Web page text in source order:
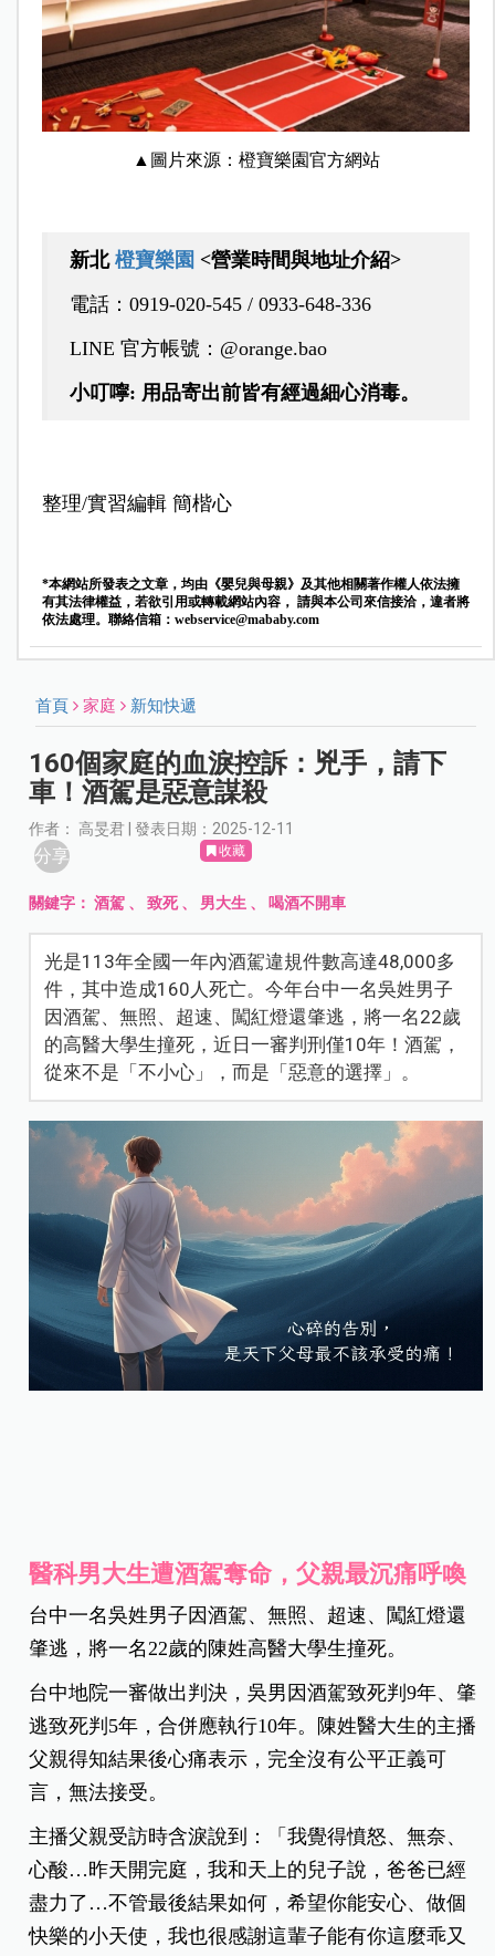
▲圖片來源：橙寶樂園官方網站
新北 橙寶樂園 <營業時間與地址介紹>
電話：0919-020-545 / 0933-648-336
LINE 官方帳號：@orange.bao
小叮嚀: 用品寄出前皆有經過細心消毒。
整理/實習編輯 簡楷心
*本網站所發表之文章，均由《嬰兒與母親》及其他相關著作權人依法擁
有其法律權益，若欲引用或轉載網站內容， 請與本公司來信接洽，違者將
依法處理。聯絡信箱： webservice@mababy.com
首頁 家庭 新知快遞
160個家庭的血淚控訴：兇手，請下
車！酒駕是惡意謀殺
作者： 高旻君 | 發表日期：2025-12-11
分享 收藏
關鍵字：酒駕 、致死、 男大生 、 喝酒不開車
光是113年全國一年內酒駕違規件數高達48,000多
件，其中造成160人死亡。今年台中一名吳姓男子
因酒駕、無照、超速、闖紅燈還肇逃，將一名22歲
的高醫大學生撞死，近日一審判刑僅10年！酒駕，
從來不是「不小心」，而是「惡意的選擇」。
醫科男大生遭酒駕奪命，父親最沉痛呼喚
台中一名吳姓男子因酒駕、無照、超速、闖紅燈還
肇逃，將一名22歲的陳姓高醫大學生撞死。
台中地院一審做出判決，吳男因酒駕致死判9年、肇
逃致死判5年，合併應執行10年。陳姓醫大生的主播
父親得知結果後心痛表示，完全沒有公平正義可
言，無法接受。
主播父親受訪時含淚說到：「我覺得憤怒、無奈、
心酸…昨天開完庭，我和天上的兒子說，爸爸已經
盡力了…不管最後結果如何，希望你能安心、做個
快樂的小天使，我也很感謝這輩子能有你這麼乖又